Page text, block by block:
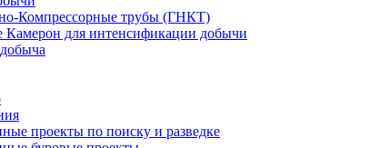
Компрессорные трубы (ГНКТ)
Камерон для интенсификации добычи
проекты по поиску и разведке